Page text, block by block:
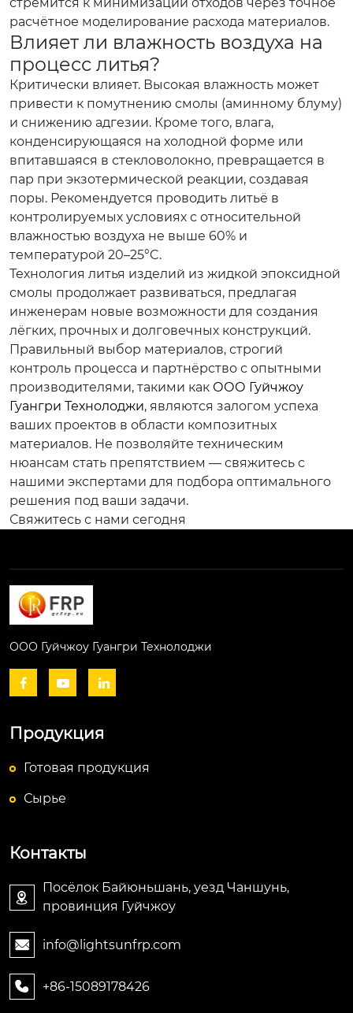
расчётное моделирование расхода материалов.
Влияет ли влажность воздуха на
процесс литья?
Критически влияет. Высокая влажность может
привести к помутнению смолы (аминному блуму)
и снижению адгезии. Кроме того, влага,
конденсирующаяся на холодной форме или
впитавшаяся в стекловолокно, превращается в
пар при экзотермической реакции, создавая
поры. Рекомендуется проводить литьё в
контролируемых условиях с относительной
влажностью воздуха не выше 60% и
температурой 20–25°C.
Технология литья изделий из жидкой эпоксидной
смолы продолжает развиваться, предлагая
инженерам новые возможности для создания
лёгких, прочных и долговечных конструкций.
Правильный выбор материалов, строгий
контроль процесса и партнёрство с опытными
производителями, такими как ООО Гуйчжоу
Гуангри Технолоджи, являются залогом успеха
ваших проектов в области композитных
материалов. Не позволяйте техническим
нюансам стать препятствием — свяжитесь с
нашими экспертами для подбора оптимального
решения под ваши задачи.
Свяжитесь с нами сегодня
ООО Гуйчжоу Гуангри Технолоджи
  
Продукция
Готовая продукция
Сырье
Контакты

Посёлок Байюньшань, уезд Чаншунь,
провинция Гуйчжоу
 info@lightsunfrp.com
 +86-15089178426